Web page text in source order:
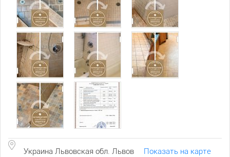
Украина Львовская обл. Львов Показать на карте